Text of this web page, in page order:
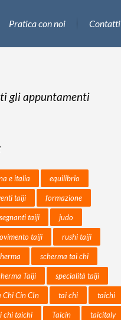
Pratica con noi Contatti
gli appuntamenti
e italia equilibrio
taiji formazione
taiji judo
taiji rushi taiji
scherma tai chi
Taiji specialità taiji
Chi Cin CIn tai chi taichi
chi taichi Taicin taicitaly